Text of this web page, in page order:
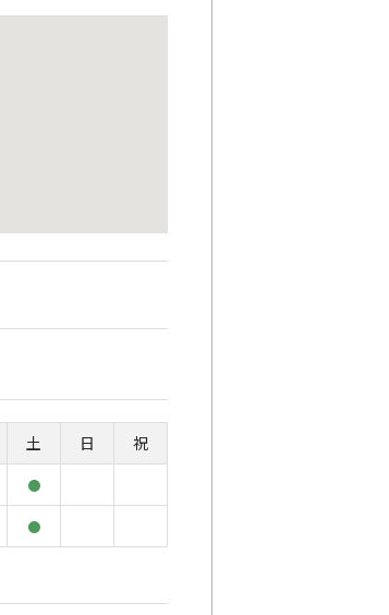
土 日
祝
●
●